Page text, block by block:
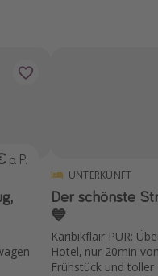
p. P.
UNTERKUNFT
Der schönste
💙
Karibikflair PUR:
Hotel, nur 20min
Frühstück und